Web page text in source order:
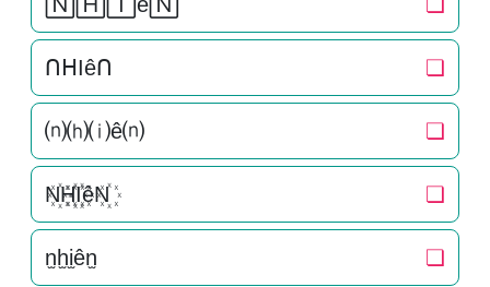
ᑎᕼIêᑎ ❏
⒩⒣⒤ê⒩ ❏
N꙰H꙰I꙰êN꙰ ❏
n̫h̫i̫ên̫ ❏